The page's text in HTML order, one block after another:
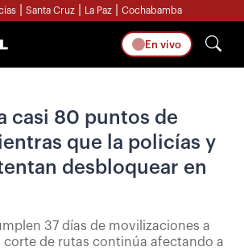
Santa Cruz La Paz Cochabamba
En vivo
casi 80 puntos de
que la policías y
desbloquear en
37 días de movilizaciones a
corte de rutas continúa afectando a